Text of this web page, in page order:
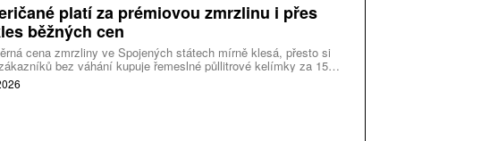
platí za prémiovou zmrzlinu i přes
běžných cen
cena zmrzliny ve Spojených státech mírně klesá, přesto si
bez váhání kupuje řemeslné půllitrové kelímky za 15
Vedle levnější nabídky v obchodech tak roste trh s malými
neobvyklými příchutěmi a omezenými prodejními akcemi. Oba